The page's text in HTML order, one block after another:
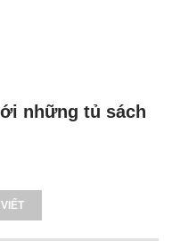
những tủ sách